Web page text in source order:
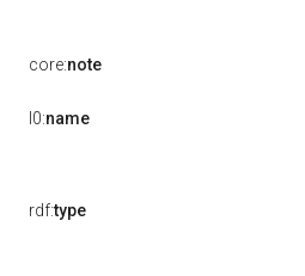
core:note
l0:name
rdf:type